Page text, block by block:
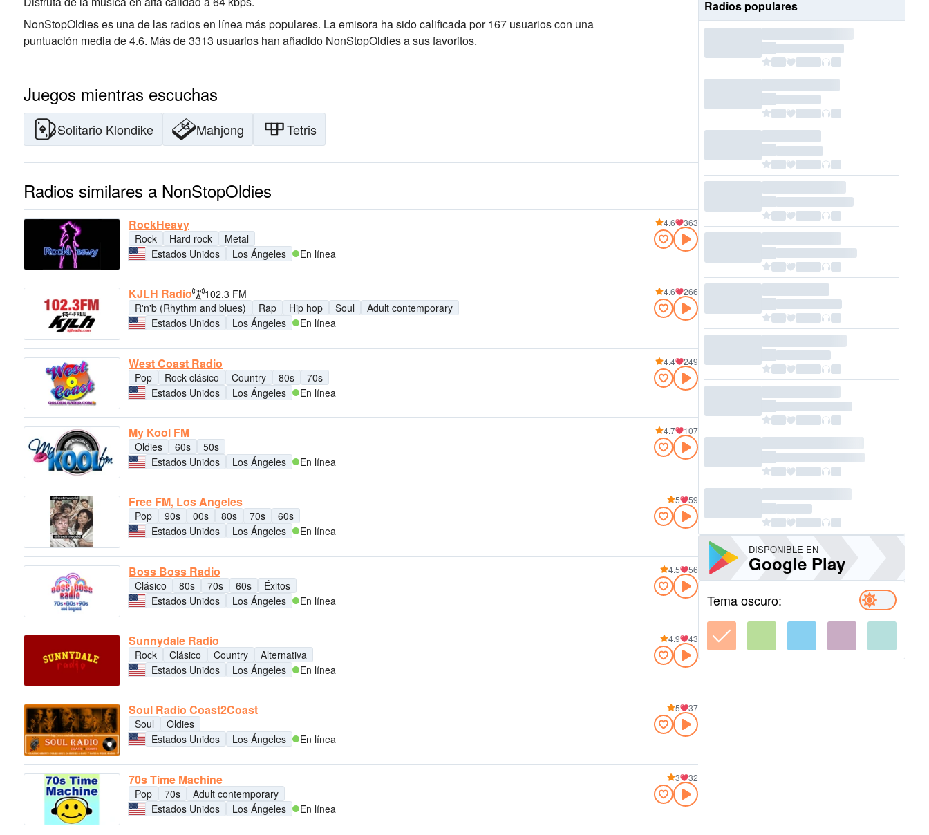
NonStopOldies es una de las radios en línea más populares. La emisora ha sido calificada por 167 usuarios con una
puntuación media de 4.6. Más de 3313 usuarios han añadido NonStopOldies a sus favoritos.
Juegos mientras escuchas
Solitario Klondike Mahjong Tetris
Radios similares a NonStopOldies
RockHeavy
Rock Hard rock
Metal
Estados Unidos
Los Ángeles En línea
4.6 363
KJLH Radio
102.3 FM
R'n'b (Rhythm and blues)
Rap Hip hop Soul
Adult contemporary
Estados Unidos
Los Ángeles En línea
4.6 266
West Coast Radio
Pop Rock clásico Country 80s
70s
Estados Unidos
Los Ángeles En línea
4.4 249
My Kool FM
Oldies 60s
50s
Estados Unidos
Los Ángeles En línea
4.7 107
Free FM, Los Angeles
Pop 90s 00s 80s 70s
60s
Estados Unidos
Los Ángeles En línea
5 59
Boss Boss Radio
Clásico 80s 70s 60s
Éxitos
Estados Unidos
Los Ángeles En línea
4.5 56
Sunnydale Radio
Rock Clásico Country
Alternativa
Estados Unidos
Los Ángeles En línea
4.9 43
Soul Radio Coast2Coast
Soul
Oldies
Estados Unidos
Los Ángeles En línea
5 37
70s Time Machine
Pop 70s
Adult contemporary
Estados Unidos
Los Ángeles En línea
3 32
Radios populares
DISPONIBLE EN
Google Play
Tema oscuro: